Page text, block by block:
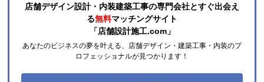
店舗デザイン設計・内装建築工事の専門会社とすぐ出会え
る無料マッチングサイト
「店舗設計施工.com」
あなたのビジネスの夢を叶える、店舗デザイン・建築工事・内装のプ
ロフェッショナルが見つかります！